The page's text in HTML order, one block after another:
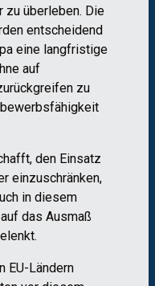
zu überleben. Die
entscheidend
eine langfristige
auf
zu
den Einsatz
einzuschränken,
in diesem
das Ausmaß
EU-Ländern